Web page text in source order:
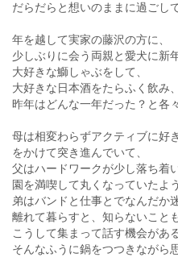
だらだらと想いのままに過ごし
年を越して実家の藤沢の方に、
少しぶりに会う両親と愛犬に新
大好きな鰤しゃぶをして、
大好きな日本酒をたらふく飲み、
昨年はどんな一年だった？と各
母は相変わらずアクティブに好
をかけて突き進んでいて、
父はハードワークが少し落ち着
園を満喫して丸くなっていたよ
弟はバンドと仕事とでなんだか
離れて暮らすと、知らないこと
こうして集まって話す機会があ
そんなふうに鍋をつつきながら